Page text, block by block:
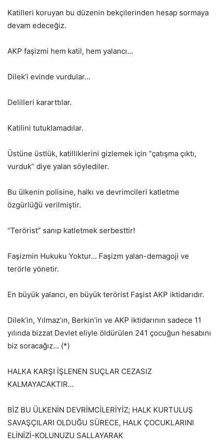
Katilleri koruyan bu düzenin bekçilerinden hesap sormaya
devam edeceğiz.
AKP faşizmi hem katil, hem yalancı…
Dilek’i evinde vurdular…
Delilleri kararttılar.
Katilini tutuklamadılar.
Üstüne üstlük, katilliklerini gizlemek için “çatışma çıktı,
vurduk” diye yalan söylediler.
Bu ülkenin polisine, halkı ve devrimcileri katletme
özgürlüğü verilmiştir.
“Terörist” sanıp katletmek serbesttir!
Faşizmin Hukuku Yoktur… Faşizm yalan-demagoji ve
terörle yönetir.
En büyük yalancı, en büyük terörist Faşist AKP iktidarıdır.
Dilek’in, Yılmaz’ın, Berkin’in ve AKP iktidarının sadece 11
yılında bizzat Devlet eliyle öldürülen 241 çocuğun hesabını
biz soracağız… (*)
HALKA KARŞI İŞLENEN SUÇLAR CEZASIZ
KALMAYACAKTIR…
BİZ BU ÜLKENİN DEVRİMCİLERİYİZ; HALK KURTULUŞ
SAVAŞÇILARI OLDUĞU SÜRECE, HALK ÇOCUKLARINI
ELİNİZİ-KOLUNUZU SALLAYARAK